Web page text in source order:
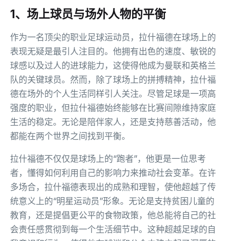
1、场上球员与场外人物的平衡
作为一名顶尖的职业足球运动员，拉什福德在球场上的
表现无疑是最引人注目的。他拥有出色的速度、敏锐的
球感以及过人的进球能力，这使得他成为曼联和英格兰
队的关键球员。然而，除了球场上的拼搏精神，拉什福
德在场外的个人生活同样引人关注。尽管足球是一项高
强度的职业，但拉什福德始终能够在比赛间隙维持家庭
生活的稳定。无论是陪伴家人，还是支持慈善活动，他
都能在两个世界之间找到平衡。
拉什福德不仅仅是球场上的“跑者”，他更是一位思考
者，懂得如何利用自己的影响力来推动社会变革。在许
多场合，拉什福德表现出的成熟和理智，使他超越了传
统意义上的“明星运动员”形象。无论是支持贫困儿童的
教育，还是提倡更公平的食物政策，他总能将自己的社
会责任感贯彻到每一个生活细节中。这种超越足球的自